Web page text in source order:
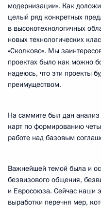
модернизации». Как
целый ряд конкретных
в высокотехнологичных
новых технологических
«Сколково». Мы
проектах было как можно
надеюсь, что эти проекты
преимуществом.
На саммите был дан
карт по формированию
работе над базовым
Важнейшей темой была и
безвизового общения,
и Евросоюза. Сейчас наши
выработки перечня мер,